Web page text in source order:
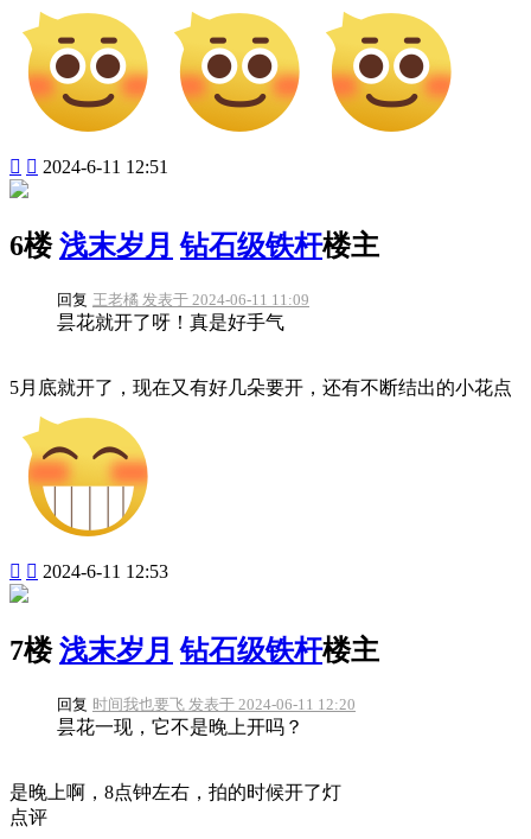
  2024-6-11 12:51
6楼 浅末岁月 钻石级铁杆楼主
回复 王老橘 发表于 2024-06-11 11:09
昙花就开了呀！真是好手气
5月底就开了，现在又有好几朵要开，还有不断结出的小花点
  2024-6-11 12:53
7楼 浅末岁月 钻石级铁杆楼主
回复 时间我也要飞 发表于 2024-06-11 12:20
昙花一现，它不是晚上开吗？
是晚上啊，8点钟左右，拍的时候开了灯
点评